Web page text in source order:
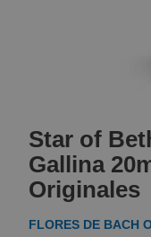
the
beginning
of
the
gallery
Star of
Gallina
Originales
FLORES DE BACH